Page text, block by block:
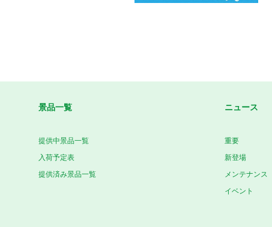
景品一覧
提供中景品一覧
入荷予定表
提供済み景品一覧
ニュース
重要
新登場
メンテナンス
イベント